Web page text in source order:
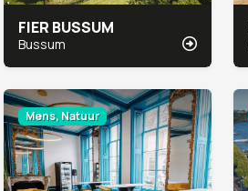
FIER BUSSUM
Bussum
Mens, Natuur